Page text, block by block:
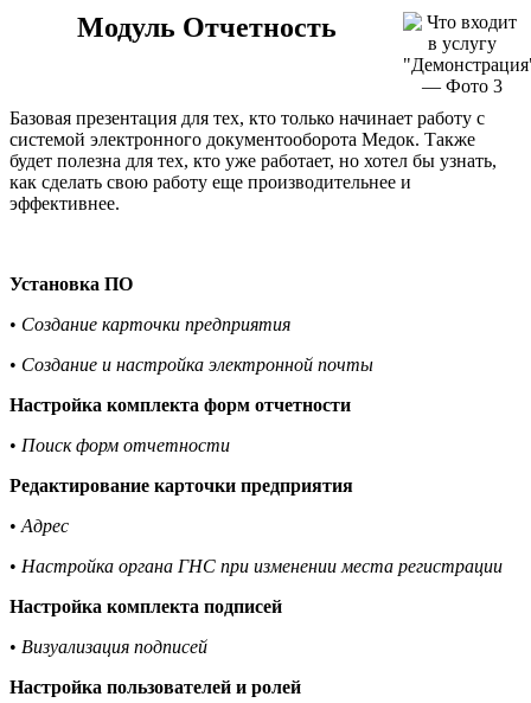
Модуль Отчетность
Базовая презентация для тех, кто только начинает работу с
системой электронного документооборота Медок. Также
будет полезна для тех, кто уже работает, но хотел бы узнать,
как сделать свою работу еще производительнее и
эффективнее.
Установка ПО
• Создание карточки предприятия
• Создание и настройка электронной почты
Настройка комплекта форм отчетности
• Поиск форм отчетности
Редактирование карточки предприятия
• Адрес
• Настройка органа ГНС при изменении места регистрации
Настройка комплекта подписей
• Визуализация подписей
Настройка пользователей и ролей